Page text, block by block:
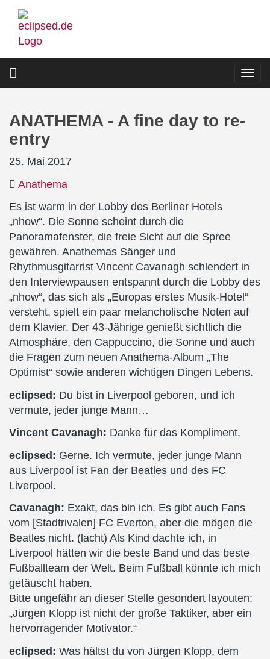
Direkt
zum
Inhalt
ANATHEMA - A fine day to re-
entry
25. Mai 2017
Anathema
Es ist warm in der Lobby des Berliner Hotels
„nhow“. Die Sonne scheint durch die
Panoramafenster, die freie Sicht auf die Spree
gewähren. Anathemas Sänger und
Rhythmusgitarrist Vincent Cavanagh schlendert in
den Interviewpausen entspannt durch die Lobby des
„nhow“, das sich als „Europas erstes Musik-Hotel“
versteht, spielt ein paar melancholische Noten auf
dem Klavier. Der 43-Jährige genießt sichtlich die
Atmosphäre, den Cappuccino, die Sonne und auch
die Fragen zum neuen Anathema-Album „The
Optimist“ sowie anderen wichtigen Dingen Lebens.
eclipsed: Du bist in Liverpool geboren, und ich
vermute, jeder junge Mann…
Vincent Cavanagh: Danke für das Kompliment.
eclipsed: Gerne. Ich vermute, jeder junge Mann
aus Liverpool ist Fan der Beatles und des FC
Liverpool.
Cavanagh: Exakt, das bin ich. Es gibt auch Fans
vom [Stadtrivalen] FC Everton, aber die mögen die
Beatles nicht. (lacht) Als Kind dachte ich, in
Liverpool hätten wir die beste Band und das beste
Fußballteam der Welt. Beim Fußball könnte ich mich
getäuscht haben.
Bitte ungefähr an dieser Stelle gesondert layouten:
„Jürgen Klopp ist nicht der große Taktiker, aber ein
hervorragender Motivator.“
eclipsed: Was hältst du von Jürgen Klopp, dem